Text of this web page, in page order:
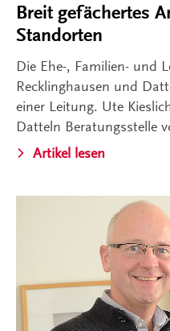
Breit gefächertes
Standorten
Die Ehe-, Familien- und
Recklinghausen und
einer Leitung. Ute
Datteln Beratungsstelle
Artikel lesen